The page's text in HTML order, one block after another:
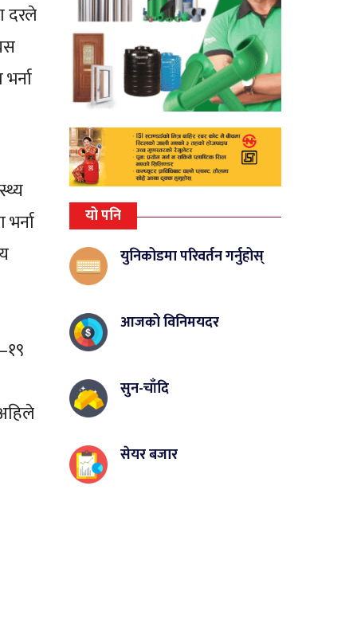
दरले
यो पनि
युनिकोडमा परिवर्तन गर्नुहोस्
आजको विनिमयदर
सुन-चाँदि
सेयर बजार